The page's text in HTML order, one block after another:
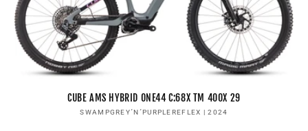
CUBE AMS HYBRID ONE44 C:68X TM 400X 29
Anbieter:
SWAMPGREY´N´PURPLEREFLEX | 2024